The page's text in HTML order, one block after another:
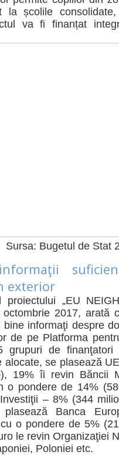
la școlile
va fi finanțat
de Stat
exterior
„EU
2017, arată
informaţi despre
de pe Platforma
grupuri de finanţatori
alocate, se plasează
19% îi revin Băncii
o pondere de 14%
– 8% (344
Banca
o pondere de 5%
le revin Organizaţiei
Poloniei etc.